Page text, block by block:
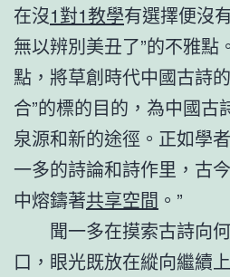
在沒1對1教學有選擇便沒
無以辨別美丑了”的不雅點
點，將草創時代中國古詩
合”的標的目的，為中國古
泉源和新的途徑。正如學
一多的詩論和詩作里，古
中熔鑄著共享空間 。”
聞一多在摸索古詩向
口，眼光既放在縱向繼續